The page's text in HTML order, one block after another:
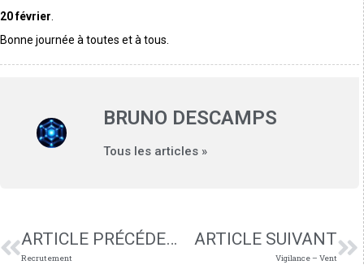
20 février
Bonne journée à toutes et à tous.
BRUNO DESCAMPS
Tous les articles »
ARTICLE PRÉCÉDENT
Recrutement
ARTICLE SUIVANT
Vigilance – Vent